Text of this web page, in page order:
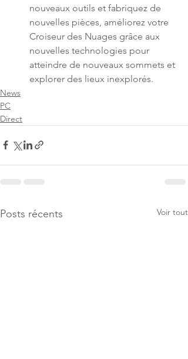
nouveaux outils et fabriquez de
nouvelles pièces, améliorez votre
Croiseur des Nuages ​​grâce aux
nouvelles technologies pour
atteindre de nouveaux sommets et
explorer des lieux inexplorés.
News
PC
Direct
Posts récents Voir tout